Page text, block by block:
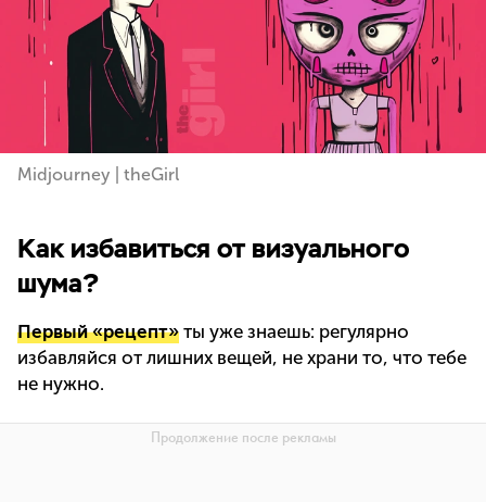
Midjourney | theGirl
Как избавиться от визуального
шума?
Первый «рецепт» ты уже знаешь: регулярно
избавляйся от лишних вещей, не храни то, что тебе
не нужно.